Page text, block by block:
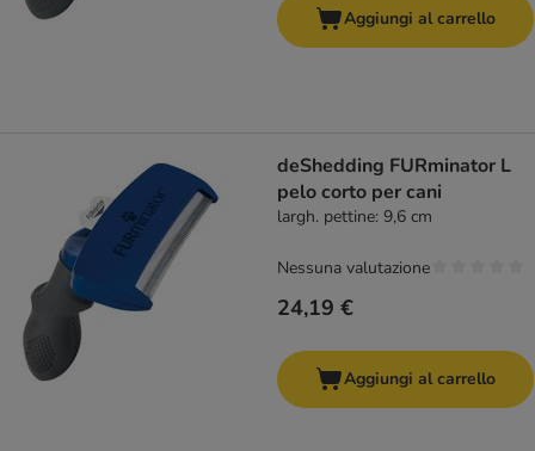
Aggiungi al carrello
deShedding FURminator L
pelo corto per cani
largh. pettine: 9,6 cm
24,19 €
Nessuna valutazione
Aggiungi al carrello